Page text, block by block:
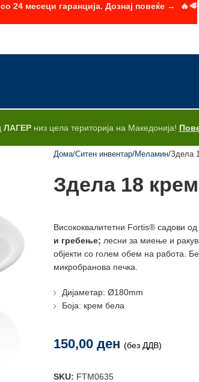
ЛАГЕРниз цела територија на Македонија!
Дома Ситен инвентар Меламин Здела
Здела 18
Висококвалитетни Fortis® садови
и гребење; лесни за миење и
објекти со голем обем на работа.
микробранова печка.
Дијаметар: Ø180mm
Боја: крем бела
150,00ден (без ДДВ)
SKU: FTM0635
24 месеци гаранција. Дознај повеќе → 🔥🥩